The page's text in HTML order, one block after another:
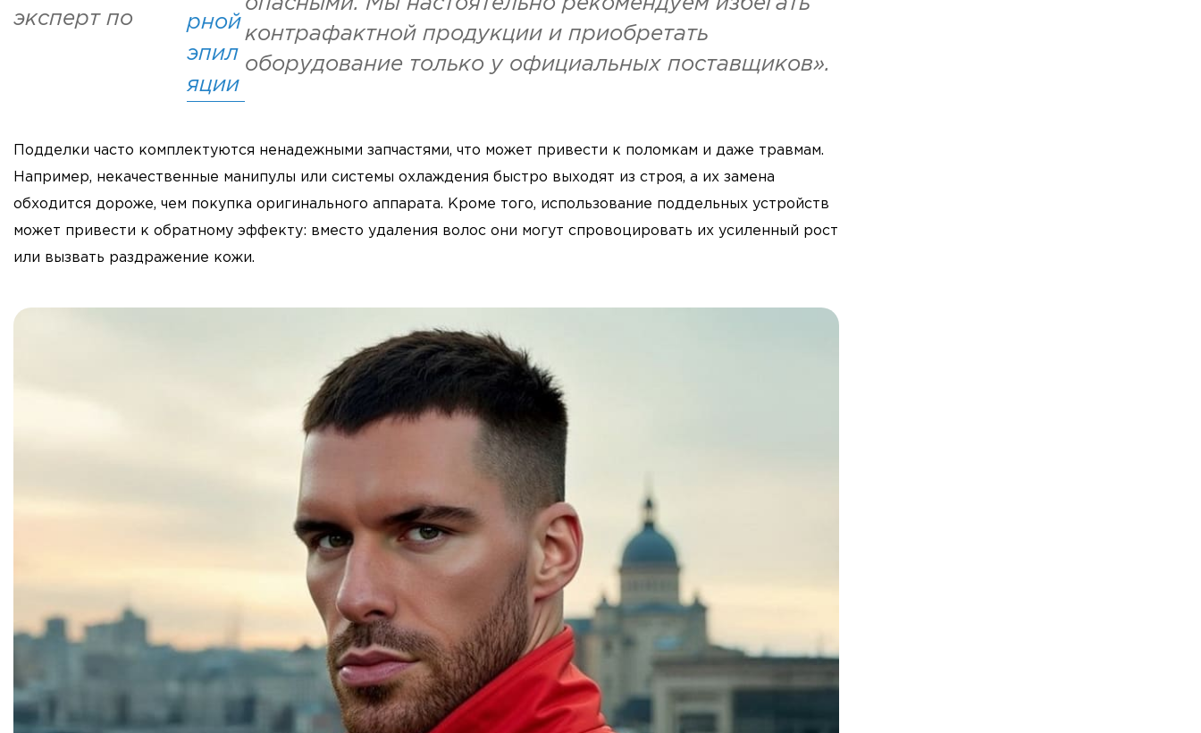
эксперт по
рной
эпил
яции
опасными. Мы настоятельно рекомендуем избегать
контрафактной продукции и приобретать
оборудование только у официальных поставщиков».
Подделки часто комплектуются ненадежными запчастями, что может привести к поломкам и даже травмам.
Например, некачественные манипулы или системы охлаждения быстро выходят из строя, а их замена
обходится дороже, чем покупка оригинального аппарата. Кроме того, использование поддельных устройств
может привести к обратному эффекту: вместо удаления волос они могут спровоцировать их усиленный рост
или вызвать раздражение кожи.